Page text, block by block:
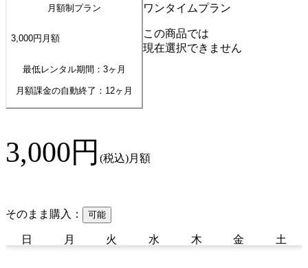
月額制プラン
3,000円 月額
最低レンタル期間：3ヶ月
月額課金の自動終了： 12ヶ月
ワンタイムプラン
この商品では
現在選択できません
3,000円 (税込)月額
そのまま購入： 可能
日 月 火 水 木 金 土